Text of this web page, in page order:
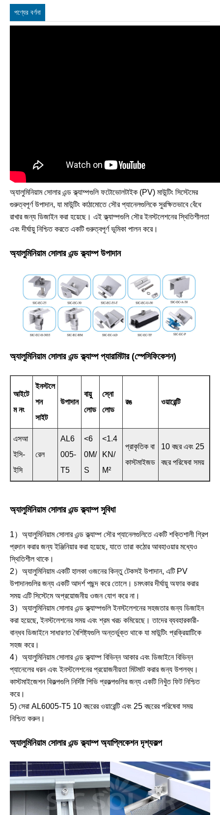
পণ্যের বর্ণনা
অ্যালুমিনিয়াম সোলার এন্ড ক্ল্যাম্পগুলি ফটোভোলটাইক (PV) মাউন্টিং সিস্টেমের
গুরুত্বপূর্ণ উপাদান, যা মাউন্টিং কাঠামোতে সৌর প্যানেলগুলিকে সুরক্ষিতভাবে বেঁধে
রাখার জন্য ডিজাইন করা হয়েছে। এই ক্ল্যাম্পগুলি সৌর ইনস্টলেশনের স্থিতিশীলতা
এবং দীর্ঘায়ু নিশ্চিত করতে একটি গুরুত্বপূর্ণ ভূমিকা পালন করে।
অ্যালুমিনিয়াম সোলার এন্ড ক্ল্যাম্প উপাদান
অ্যালুমিনিয়াম সোলার এন্ড ক্ল্যাম্প প্যারামিটার (স্পেসিফিকেশন)
আইটে
ম নং
ইনস্টলে
শন
সাইট
উপাদান
বায়ু
লোড
স্নো
লোড
রঙ ওয়ারেন্টি
এসআ
ইসি-
ইসি
রেল
AL6
005-
T5
<6
0M/
S
<1.4
KN/
M²
প্রাকৃতিক বা
কাস্টমাইজড
10 বছর এবং 25
বছর পরিষেবা সময়
অ্যালুমিনিয়াম সোলার এন্ড ক্ল্যাম্প সুবিধা
1）অ্যালুমিনিয়াম সোলার এন্ড ক্ল্যাম্প সৌর প্যানেলগুলিতে একটি শক্তিশালী গ্রিপ
প্রদান করার জন্য ইঞ্জিনিয়ার করা হয়েছে, যাতে তারা কঠোর আবহাওয়ার মধ্যেও
স্থিতিশীল থাকে।
2）অ্যালুমিনিয়াম একটি হালকা ওজনের কিন্তু টেকসই উপাদান, এটি PV
উপাদানগুলির জন্য একটি আদর্শ পছন্দ করে তোলে। চমৎকার দীর্ঘায়ু অফার করার
সময় এটি সিস্টেমে অপ্রয়োজনীয় ওজন যোগ করে না।
3）অ্যালুমিনিয়াম সোলার এন্ড ক্ল্যাম্পগুলি ইনস্টলেশনের সহজতার জন্য ডিজাইন
করা হয়েছে, ইনস্টলেশনের সময় এবং শ্রম খরচ কমিয়েছে। তাদের ব্যবহারকারী-
বান্ধব ডিজাইনে সাধারণত বৈশিষ্ট্যগুলি অন্তর্ভুক্ত থাকে যা মাউন্টিং প্রক্রিয়াটিকে
সহজ করে।
4）অ্যালুমিনিয়াম সোলার এন্ড ক্ল্যাম্প বিভিন্ন আকার এবং ডিজাইনে বিভিন্ন
প্যানেলের ধরন এবং ইনস্টলেশনের প্রয়োজনীয়তা মিটমাট করার জন্য উপলব্ধ।
কাস্টমাইজেশন বিকল্পগুলি নির্দিষ্ট পিভি প্রকল্পগুলির জন্য একটি নিখুঁত ফিট নিশ্চিত
করে।
5) সেরা AL6005-T5 10 বছরের ওয়ারেন্টি এবং 25 বছরের পরিষেবা সময়
নিশ্চিত করুন।
অ্যালুমিনিয়াম সোলার এন্ড ক্ল্যাম্প অ্যাপ্লিকেশন দৃশ্যকল্প